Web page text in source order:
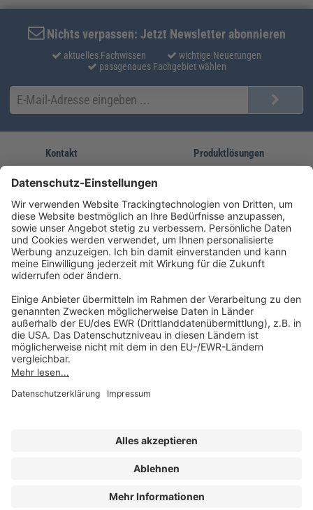
Nichts verpassen: Jetzt Newsletter abonnieren
aktuelles Fachwissen
wichtige Neuerungen
passgenaues Fachgebiet wählen
Kontakt
service@forum-verlag.com
Mo-Do 07:30 - 17:00 Uhr
Fr 07:30 - 15:00 Uhr
Produktlösungen
Unsere Marken
Folgen Sie uns
Impressum
Datenschutz